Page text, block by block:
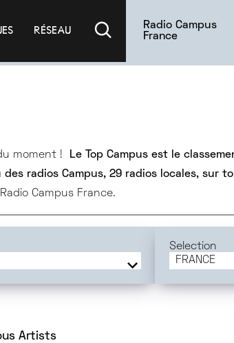
RÉSEAU
Radio Campus
France
moment !
Le Top Campus est le
radios Campus, 29 radios locales, sur
Campus France.
Selection
FRANCE
Artists